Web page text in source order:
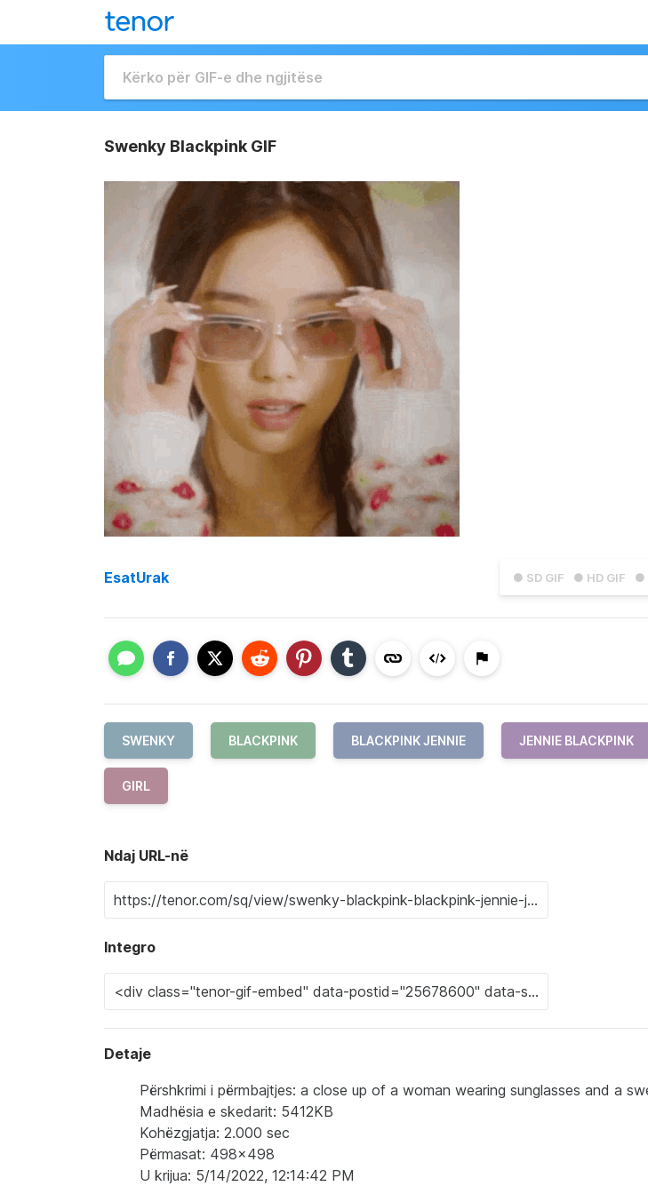
Swenky Blackpink GIF
● SD GIF ● HD GIF ●
EsatUrak
SWENKY BLACKPINK BLACKPINK JENNIE JENNIE BLACKPINK
GIRL
Ndaj URL-në
Integro
Detaje
Përshkrimi i përmbajtjes: a close up of a woman wearing sunglasses and a
Madhësia e skedarit: 5412KB
Kohëzgjatja: 2.000 sec
Përmasat: 498x498
U krijua: 5/14/2022, 12:14:42 PM